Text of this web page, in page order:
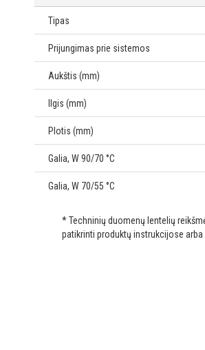
Tipas
Prijungimas prie sistemos
Aukštis (mm)
Ilgis (mm)
Plotis (mm)
Galia, W 90/70 °C
Galia, W 70/55 °C
* Techninių duomenų lentelių
patikrinti produktų instrukcijose